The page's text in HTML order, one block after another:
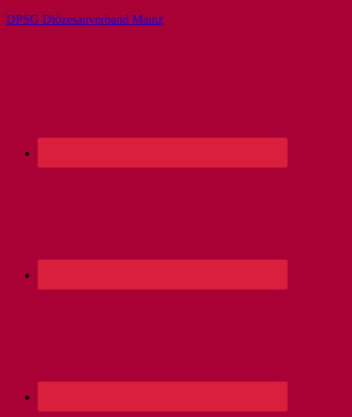
DPSG Diözesanverband Mainz